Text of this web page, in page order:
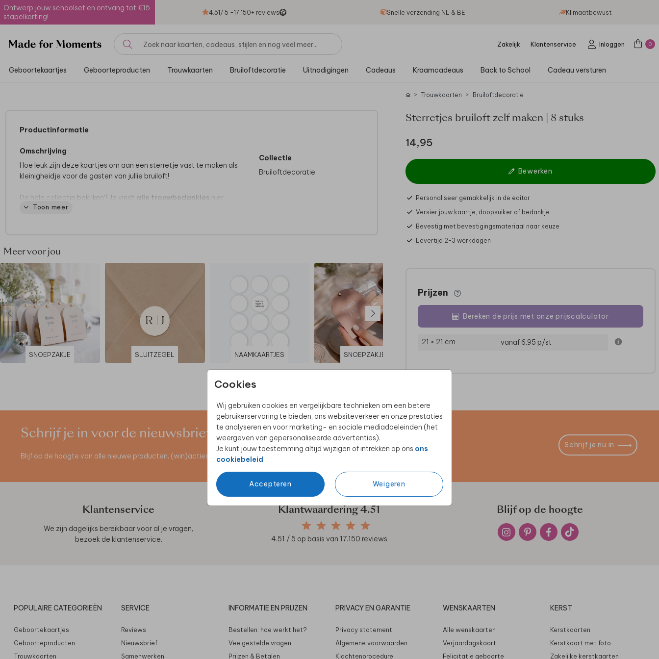
Ontwerp jouw schoolset en ontvang tot €15
stapelkorting!
4.51/ 5 -17.150+ reviews Snelle verzending NL & BE Klimaatbewust
Zakelijk Klantenservice Inloggen 0
Geboortekaartjes Geboorteproducten Trouwkaarten Bruiloftdecoratie Uitnodigingen Cadeaus Kraamcadeaus Back to School Cadeau versturen
Cookies
Wij gebruiken cookies en vergelijkbare technieken om een betere
gebruikerservaring te bieden, ons websiteverkeer en onze prestaties
te analyseren en voor marketing- en sociale mediadoeleinden (het
weergeven van gepersonaliseerde advertenties).
Je kunt jouw toestemming altijd wijzigen of intrekken op ons ons
cookiebeleid.
Accepteren Weigeren
Productinformatie
Omschrijving
Hoe leuk zijn deze kaartjes om aan een sterretje vast te maken als
kleinigheidje voor de gasten van jullie bruiloft!
De hele collectie bekijken? Je vindt alle trouwbedankjes hier.
Toon meer
Collectie
Bruiloftdecoratie
Meer voor jou
SNOEPZAKJE SLUITZEGEL NAAMKAARTJES SNOEPZAKJE
Trouwkaarten Bruiloftdecoratie
Sterretjes bruiloft zelf maken | 8 stuks
14,95
Bewerken
Personaliseer gemakkelijk in de editor
Versier jouw kaartje, doopsuiker of bedankje
Bevestig met bevestigingsmateriaal naar keuze
Levertijd 2-3 werkdagen
Prijzen
Bereken de prijs met onze prijscalculator
21 × 21 cm vanaf 6,95 p/st
Schrijf je in voor de nieuwsbrief
Blijf op de hoogte van alle nieuwe producten, (win)acties en unieke samenwerkingen!
Schrijf je nu in
Klantenservice
We zijn dagelijks bereikbaar voor al je vragen,
bezoek de klantenservice.
Klantwaardering4.51
4.51 / 5 op basis van 17.150 reviews
Blijf op de hoogte
POPULAIRE CATEGORIEËN
Geboortekaartjes
Geboorteproducten
Trouwkaarten
SERVICE
Reviews
Nieuwsbrief
Samenwerken
INFORMATIE EN PRIJZEN
Bestellen: hoe werkt het?
Veelgestelde vragen
Prijzen & Betalen
PRIVACY EN GARANTIE
Privacy statement
Algemene voorwaarden
Klachtenprocedure
WENSKAARTEN
Alle wenskaarten
Verjaardagskaart
Felicitatie geboorte
KERST
Kerstkaarten
Kerstkaart met foto
Zakelijke kerstkaarten